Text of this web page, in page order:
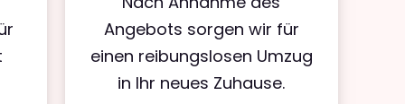
Angebots sorgen wir für
einen reibungslosen Umzug
in Ihr neues Zuhause.